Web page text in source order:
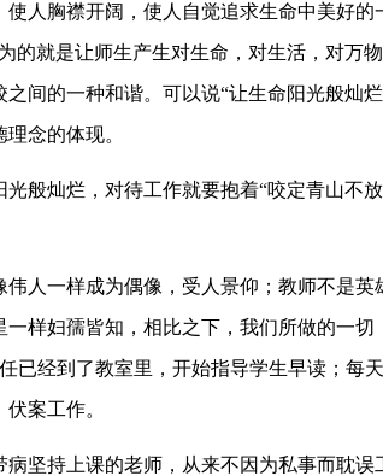
人胸襟开阔，使人自觉追求生命中美好的
的就是让师生产生对生命，对生活，对万
间的一种和谐。可以说“让生命阳光般灿
念的体现。
般灿烂，对待工作就要抱着“咬定青山不
人一样成为偶像，受人景仰；教师不是英
样妇孺皆知，相比之下，我们所做的一切
已经到了教室里，开始指导学生早读；每
案工作。
病坚持上课的老师，从来不因为私事而耽